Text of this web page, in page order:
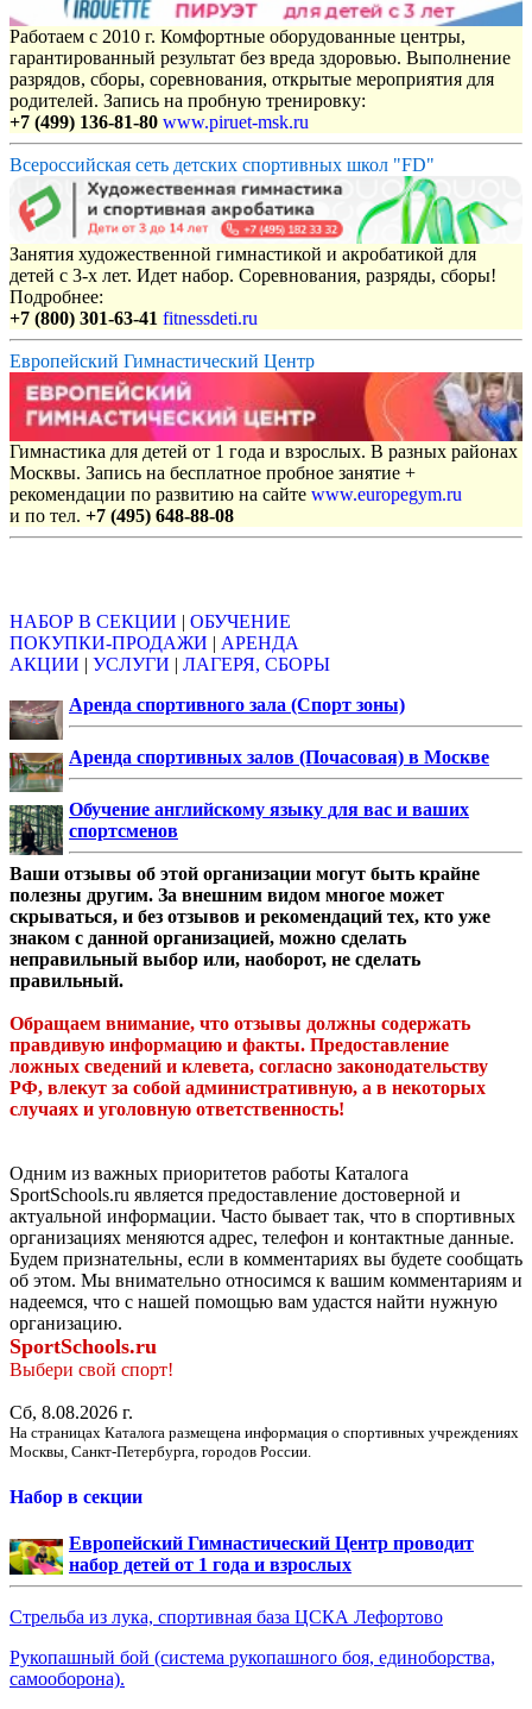
Работаем с 2010 г. Комфортные оборудованные центры,
гарантированный результат без вреда здоровью. Выполнение
разрядов, сборы, соревнования, открытые мероприятия для
родителей. Запись на пробную тренировку:
+7 (499) 136-81-80 www.piruet-msk.ru
Всероссийская сеть детских спортивных школ "FD"
Занятия художественной гимнастикой и акробатикой для
детей с 3-х лет. Идет набор. Соревнования, разряды, сборы!
Подробнее:
+7 (800) 301-63-41 fitnessdeti.ru
Европейский Гимнастический Центр
Гимнастика для детей от 1 года и взрослых. В разных районах
Москвы. Запись на бесплатное пробное занятие +
рекомендации по развитию на сайте www.europegym.ru
и по тел. +7 (495) 648-88-08
НАБОР В СЕКЦИИ | ОБУЧЕНИЕ
ПОКУПКИ-ПРОДАЖИ | АРЕНДА
АКЦИИ | УСЛУГИ | ЛАГЕРЯ, СБОРЫ
Аренда спортивного зала (Спорт зоны)
Аренда спортивных залов (Почасовая) в Москве
Обучение английскому языку для вас и ваших
спортсменов
Ваши отзывы об этой организации могут быть крайне
полезны другим. За внешним видом многое может
скрываться, и без отзывов и рекомендаций тех, кто уже
знаком с данной организацией, можно сделать
неправильный выбор или, наоборот, не сделать
правильный.
Обращаем внимание, что отзывы должны содержать
правдивую информацию и факты. Предоставление
ложных сведений и клевета, согласно законодательству
РФ, влекут за собой административную, а в некоторых
случаях и уголовную ответственность!
Одним из важных приоритетов работы Каталога
SportSchools.ru является предоставление достоверной и
актуальной информации. Часто бывает так, что в спортивных
организациях меняются адрес, телефон и контактные данные.
Будем признательны, если в комментариях вы будете сообщать
об этом. Мы внимательно относимся к вашим комментариям и
надеемся, что с нашей помощью вам удастся найти нужную
организацию.
SportSchools.ru
Выбери свой спорт!
Сб, 8.08.2026 г.
На страницах Каталога размещена информация о спортивных учреждениях
Москвы, Санкт-Петербурга, городов России.
Набор в секции
Европейский Гимнастический Центр проводит
набор детей от 1 года и взрослых
Стрельба из лука, спортивная база ЦСКА Лефортово
Рукопашный бой (система рукопашного боя, единоборства,
самооборона).